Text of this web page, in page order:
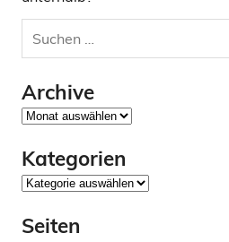
Archive
Archive
Kategorien
Kategorien
Seiten